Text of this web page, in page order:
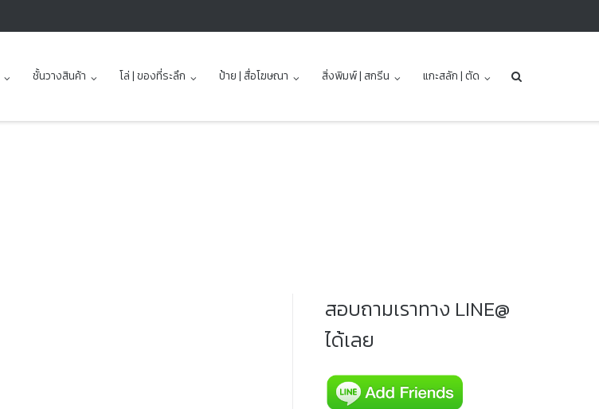
ชั้นวางสินค้า โล่ | ของที่ระลึก ป้าย | สื่อโฆษณา สิ่งพิมพ์ | สกรีน แกะสลัก | ตัด
สอบถามเราทาง LINE@
ได้เลย